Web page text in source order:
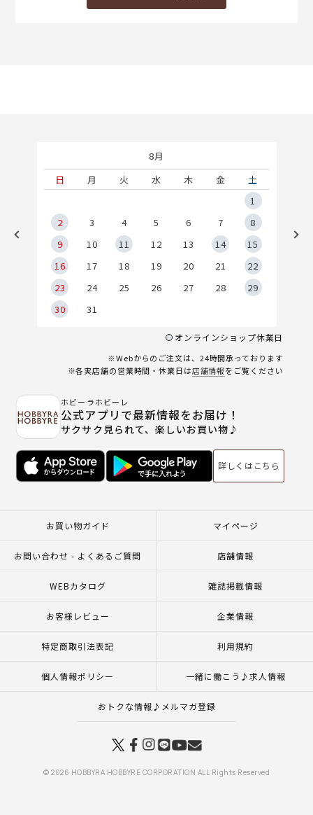
8月
日
月 火 水 木 金
土
1
2
3 4 5 6 7
8
9
10 11 12 13 14
15
16
17 18 19 20 21
22
23
24 25 26 27 28
29
30
31
オンラインショップ休業日
※Webからのご注文は、24時間承っております
※各実店舗の営業時間・休業日は店舗情報をご覧ください
ホビーラホビーレ
公式アプリで最新情報をお届け！
サクサク見られて、楽しいお買い物♪
詳しくはこちら
お買い物ガイド マイページ
お問い合わせ - よくあるご質問 店舗情報
WEBカタログ 雑誌掲載情報
お客様レビュー 企業情報
特定商取引法表記 利用規約
個人情報ポリシー 一緒に働こう♪求人情報
おトクな情報♪メルマガ登録
© 2026 HOBBYRA HOBBYRE CORPORATION ALL Rights Reserved